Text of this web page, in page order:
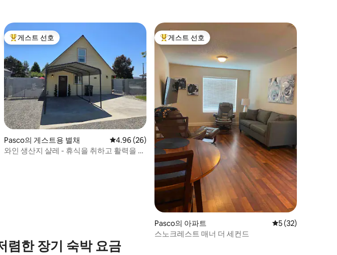
만점), 후기 187개
상위 게스트 선호
게스트 선호
Pasco의 게스트용 별채 평점 4.96점(5점 만점), 후기 26개
4.96 (26)
와인 생산지 샬레 - 휴식을 취하고 활력을 되
상위 게스트 선호
게스트 선호
Pasco의 아파트 평점 5점(5점 만점
5 (32)
스노크레스트 매너 더 세컨드
렴한 장기 숙박 요금